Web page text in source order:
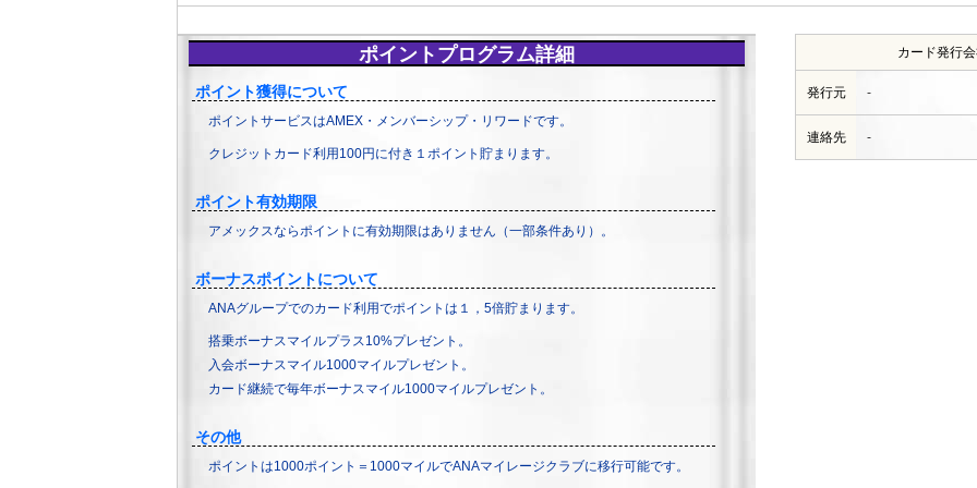
ポイントプログラム詳細
ポイント獲得について
ポイントサービスはAMEX・メンバーシップ・リワードです。
クレジットカード利用100円に付き１ポイント貯まります。
ポイント有効期限
アメックスならポイントに有効期限はありません（一部条件あり）。
ボーナスポイントについて
ANAグループでのカード利用でポイントは１，5倍貯まります。
搭乗ボーナスマイルプラス10%プレゼント。
入会ボーナスマイル1000マイルプレゼント。
カード継続で毎年ボーナスマイル1000マイルプレゼント。
その他
ポイントは1000ポイント＝1000マイルでANAマイレージクラブに移行可能です。
カード発行
発行元 -
連絡先 -